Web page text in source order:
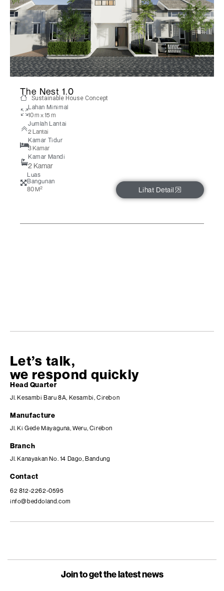
The Nest 1.0
Sustainable House Concept
Lahan Minimal
10 m x 15 m
Jumlah Lantai
2 Lantai
Kamar Tidur
3 Kamar
Kamar Mandi
2 Kamar
Luas
Bangunan
80 M2 Lihat Detail
Let’s talk,
we respond quickly
Head Quarter
Jl. Kesambi Baru 8A, Kesambi, Cirebon
Manufacture
Jl. Ki Gede Mayaguna, Weru, Cirebon
Branch
Jl. Kanayakan No. 14 Dago, Bandung
Contact
62 812-2262-0595
info@beddoland.com
Join to get the latest news